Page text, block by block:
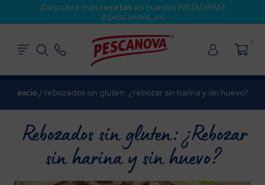
¡Descubre más recetas en nuestro INSTAGRAM
@pescanova_es
0
inicio / rebozados sin gluten: ¿rebozar sin harina y sin huevo?
Rebozados sin gluten: ¿Rebozar
sin harina y sin huevo?